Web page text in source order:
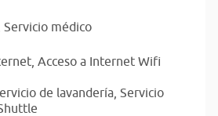
Servicio médico
Acceso a Internet Wifi
de lavandería, Servicio